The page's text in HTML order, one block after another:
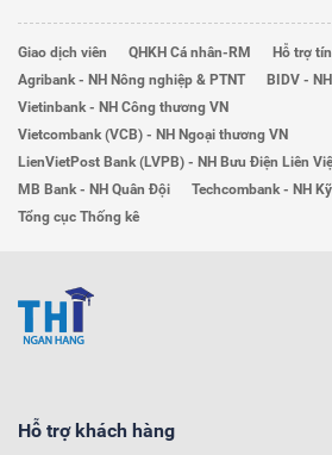
Giao dịch viên QHKH Cá nhân-RM Hỗ trợ
Agribank - NH Nông nghiệp & PTNT
BIDV -
Vietinbank - NH Công thương VN
Vietcombank (VCB) - NH Ngoại thương VN
LienVietPost Bank (LVPB) - NH Bưu Điện Liên
MB Bank - NH Quân Đội
Techcombank - NH
Tổng cục Thống kê
Hỗ trợ khách hàng